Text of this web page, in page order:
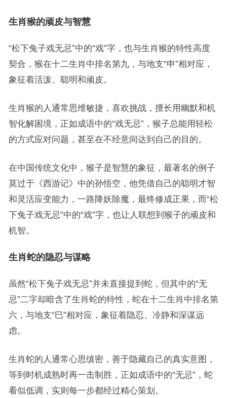
生肖猴的顽皮与智慧
“松下兔子戏无忌”中的“戏”字，也与生肖猴的特性高度
契合，猴在十二生肖中排名第九，与地支“申”相对应，
象征着活泼、聪明和顽皮。
生肖猴的人通常思维敏捷，喜欢挑战，擅长用幽默和机
智化解困境，正如成语中的“戏无忌”，猴子总能用轻松
的方式应对问题，甚至在不经意间达到自己的目的。
在中国传统文化中，猴子是智慧的象征，最著名的例子
莫过于《西游记》中的孙悟空，他凭借自己的聪明才智
和灵活应变能力，一路降妖除魔，最终修成正果，而“松
下兔子戏无忌”中的“戏”字，也让人联想到猴子的顽皮和
机智。
生肖蛇的隐忍与谋略
虽然“松下兔子戏无忌”并未直接提到蛇，但其中的“无
忌”二字却暗含了生肖蛇的特性，蛇在十二生肖中排名第
六，与地支“巳”相对应，象征着隐忍、冷静和深谋远
虑。
生肖蛇的人通常心思缜密，善于隐藏自己的真实意图，
等到时机成熟时再一击制胜，正如成语中的“无忌”，蛇
看似低调，实则每一步都经过精心策划。